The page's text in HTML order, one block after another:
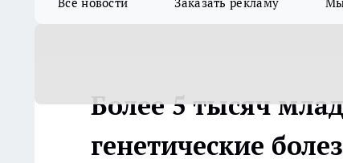
Более 5 тысяч
генетические